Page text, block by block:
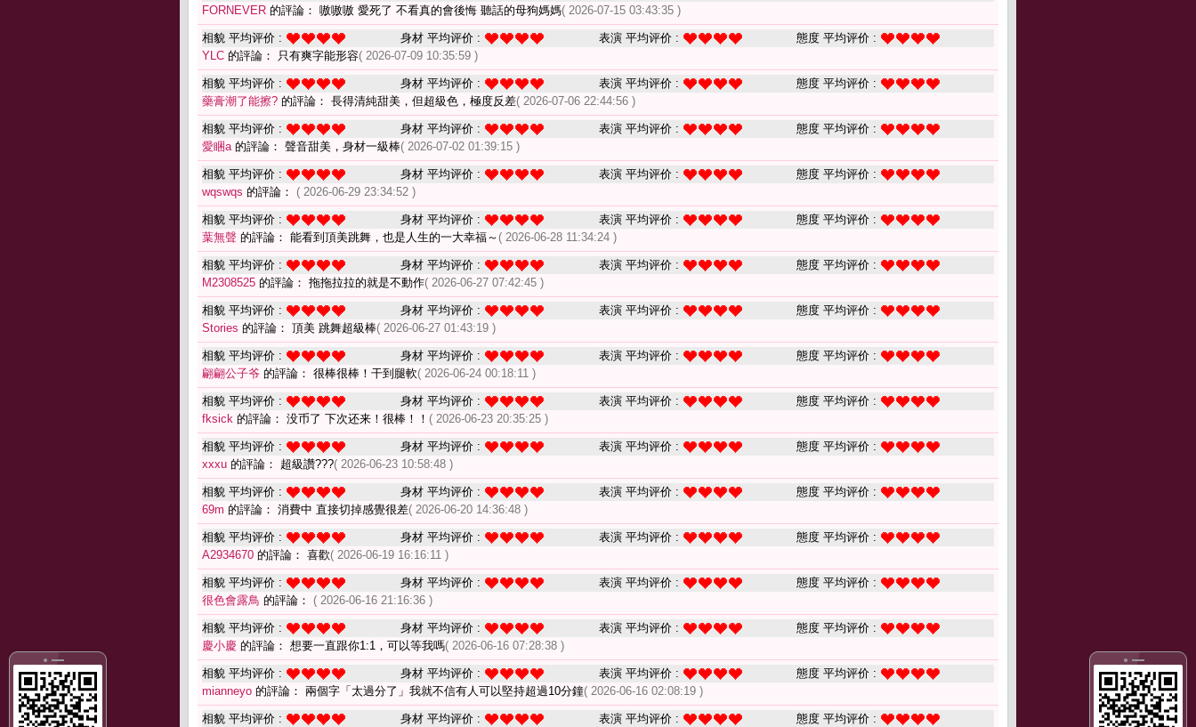
FORNEVER 的評論： 嗷嗷嗷 愛死了 不看真的會後悔 聽話的母狗媽媽( 2026-07-15 03:43:35 )
相貌 平均评价 : 身材 平均评价 : 表演 平均评价 :
態度 平均评价 :
YLC 的評論： 只有爽字能形容( 2026-07-09 10:35:59 )
相貌 平均评价 : 身材 平均评价 : 表演 平均评价 :
態度 平均评价 :
藥膏潮了能擦? 的評論： 長得清純甜美，但超級色，極度反差( 2026-07-06 22:44:56 )
相貌 平均评价 : 身材 平均评价 : 表演 平均评价 :
態度 平均评价 :
愛睏a的評論： 聲音甜美，身材一級棒( 2026-07-02 01:39:15 )
相貌 平均评价 : 身材 平均评价 : 表演 平均评价 :
態度 平均评价 :
wqswqs 的評論： ( 2026-06-29 23:34:52 )
相貌 平均评价 : 身材 平均评价 : 表演 平均评价 :
態度 平均评价 :
葉無聲 的評論： 能看到頂美跳舞，也是人生的一大幸福～ ( 2026-06-28 11:34:24 )
相貌 平均评价 : 身材 平均评价 : 表演 平均评价 :
態度 平均评价 :
M2308525 的評論： 拖拖拉拉的就是不動作( 2026-06-27 07:42:45 )
相貌 平均评价 : 身材 平均评价 : 表演 平均评价 :
態度 平均评价 :
Stories 的評論： 頂美 跳舞超級棒( 2026-06-27 01:43:19 )
相貌 平均评价 : 身材 平均评价 : 表演 平均评价 :
態度 平均评价 :
翩翩公子爷 的評論： 很棒很棒！干到腿軟( 2026-06-24 00:18:11 )
相貌 平均评价 : 身材 平均评价 : 表演 平均评价 :
態度 平均评价 :
fksick 的評論： 没币了 下次还来！很棒！！ ( 2026-06-23 20:35:25 )
相貌 平均评价 : 身材 平均评价 : 表演 平均评价 :
態度 平均评价 :
xxxu 的評論： 超級讚???( 2026-06-23 10:58:48 )
相貌 平均评价 : 身材 平均评价 : 表演 平均评价 :
態度 平均评价 :
69m 的評論： 消費中 直接切掉感覺很差( 2026-06-20 14:36:48 )
相貌 平均评价 : 身材 平均评价 : 表演 平均评价 :
態度 平均评价 :
A2934670 的評論： 喜歡( 2026-06-19 16:16:11 )
相貌 平均评价 : 身材 平均评价 : 表演 平均评价 :
態度 平均评价 :
很色會露鳥 的評論： ( 2026-06-16 21:16:36 )
相貌 平均评价 : 身材 平均评价 : 表演 平均评价 :
態度 平均评价 :
慶小慶 的評論： 想要一直跟你1:1，可以等我嗎( 2026-06-16 07:28:38 )
相貌 平均评价 : 身材 平均评价 : 表演 平均评价 :
態度 平均评价 :
mianneyo 的評論： 兩個字「太過分了」我就不信有人可以堅持超過10分鐘( 2026-06-16 02:08:19 )
相貌 平均评价 : 身材 平均评价 : 表演 平均评价 :
態度 平均评价 :